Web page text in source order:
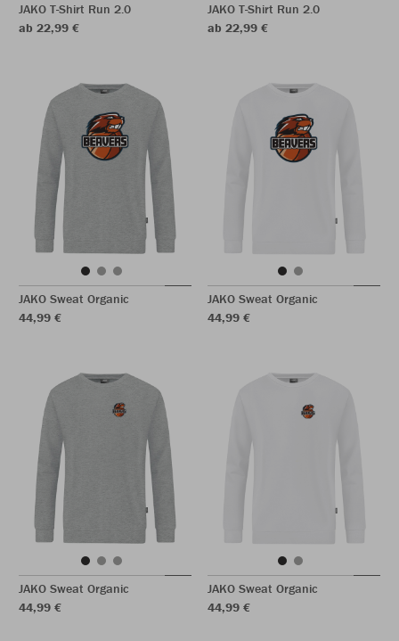
JAKO T-Shirt Run 2.0
ab 22,99 €
JAKO T-Shirt Run 2.0
ab 22,99 €
JAKO Sweat Organic
44,99 €
JAKO Sweat Organic
44,99 €
JAKO Sweat Organic
44,99 €
JAKO Sweat Organic
44,99 €